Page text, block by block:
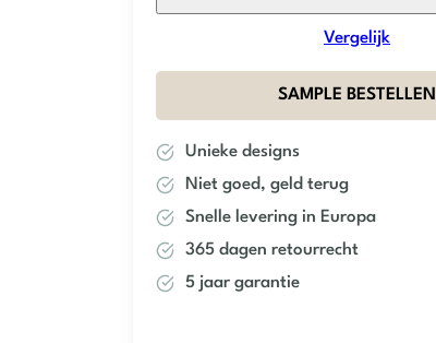
Kitkat
Mini
aantal
Vergelijk
SAMPLE BESTELLEN
Unieke designs
Niet goed, geld terug
Snelle levering in Europa
365 dagen retourrecht
5 jaar garantie